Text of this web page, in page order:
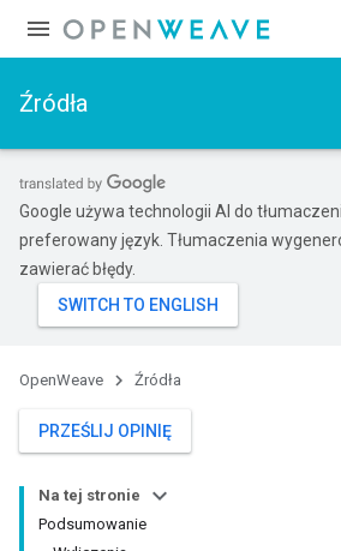
Źródła
Google używa technologii AI do
preferowany język. Tłumaczenia
zawierać błędy.
OpenWeave Źródła
PRZEŚLIJ OPINIĘ
Na tej stronie
Podsumowanie